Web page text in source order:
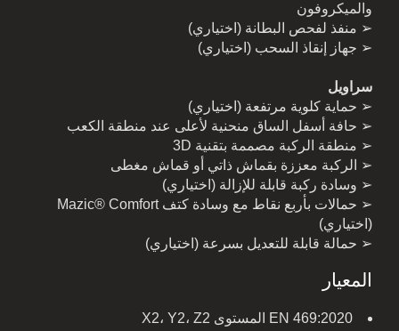
والميكروفون
➢ منفذ لفحص البطانة (اختياري)
➢ جهاز إنقاذ السحب (اختياري)
سراويل
➢ حماية كلوية مرتفعة (اختياري)
➢ حافة أسفل الساق منحنية لأعلى عند منطقة الكعب
➢ منطقة الركبة مصممة بتقنية 3D
➢ الركبة معززة بقماش ذاتي أو قماش مغطى
➢ وسادة ركبة قابلة للإزالة (اختياري)
➢ حمالات بأربع نقاط مع وسادة كتف Mazic® Comfort
(اختياري)
➢ حمالة قابلة للتعديل بسرعة (اختياري)
المعيار
EN 469:2020 المستوى X2، Y2، Z2